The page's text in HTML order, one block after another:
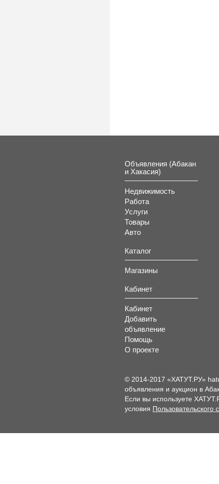
Объявления (Абакан
и Хакасия)
Недвижимость
Работа
Услуги
Товары
Авто
Каталог
Магазины
Кабинет
Кабинет
Добавить
объявление
Помощь
О проекте
© 2014-2017 «ХАТУТ.РУ»
объявления и аукцион в
Если вы используете
условия Пользовательского